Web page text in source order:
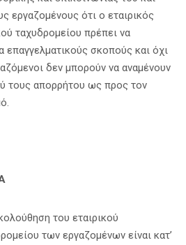
εργαζομένους ότι ο εταιρικός
ταχυδρομείου πρέπει να
επαγγελματικούς σκοπούς και όχι
δεν μπορούν να αναμένουν
τους απορρήτου ως προς τον
του εταιρικού
των εργαζομένων είναι κατ’